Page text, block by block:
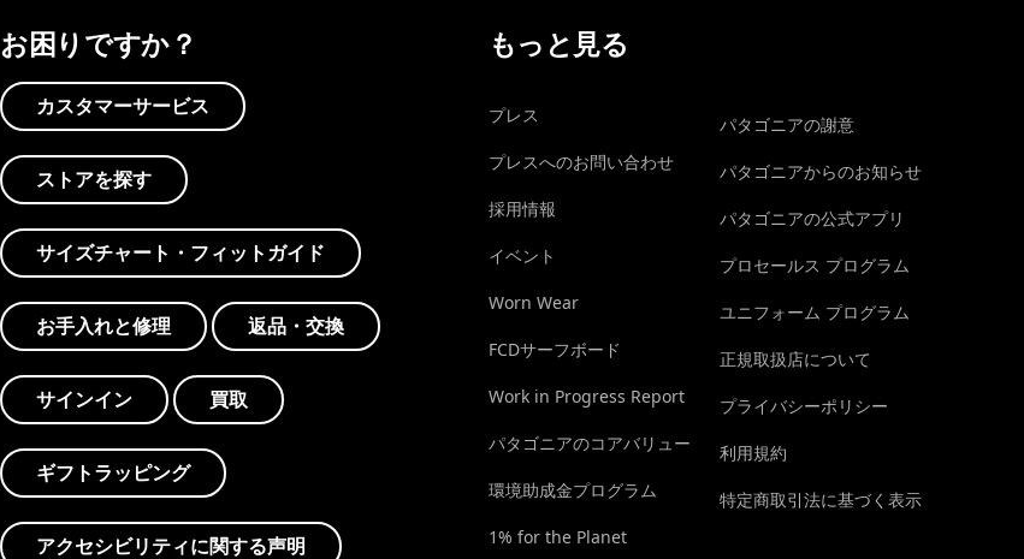
お困りですか？
カスタマーサービス
ストアを探す
サイズチャート・フィットガイド
お手入れと修理 返品・交換
サインイン 買取
ギフトラッピング
アクセシビリティに関する声明
もっと見る
プレス
プレスへのお問い合わせ
採用情報
イベント
Worn Wear
FCDサーフボード
Work in Progress Report
パタゴニアのコアバリュー
環境助成金プログラム
1% for the Planet
パタゴニアの謝意
パタゴニアからのお知らせ
パタゴニアの公式アプリ
プロセールス プログラム
ユニフォーム プログラム
正規取扱店について
プライバシーポリシー
利用規約
特定商取引法に基づく表示